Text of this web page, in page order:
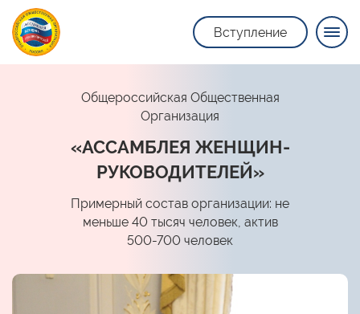
Вступление
Общероссийская Общественная
Организация
«АССАМБЛЕЯ ЖЕНЩИН-
РУКОВОДИТЕЛЕЙ»
Примерный состав организации: не
меньше 40 тысяч человек, актив
500-700 человек